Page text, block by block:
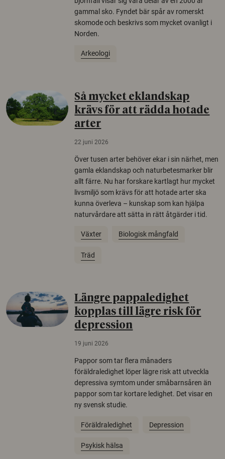
gammal sko. Fyndet bär spår av romerskt
skomode och beskrivs som mycket ovanligt i
Norden.
Arkeologi
Så mycket eklandskap
krävs för att rädda hotade
arter
22 juni 2026
Över tusen arter behöver ekar i sin närhet, men
gamla eklandskap och naturbetesmarker blir
allt färre. Nu har forskare kartlagt hur mycket
livsmiljö som krävs för att hotade arter ska
kunna överleva – kunskap som kan hjälpa
naturvårdare att sätta in rätt åtgärder i tid.
Växter Biologisk mångfald
Träd
Längre pappaledighet
kopplas till lägre risk för
depression
19 juni 2026
Pappor som tar flera månaders
föräldraledighet löper lägre risk att utveckla
depressiva symtom under småbarnsåren än
pappor som tar kortare ledighet. Det visar en
ny svensk studie.
Föräldraledighet Depression
Psykisk hälsa